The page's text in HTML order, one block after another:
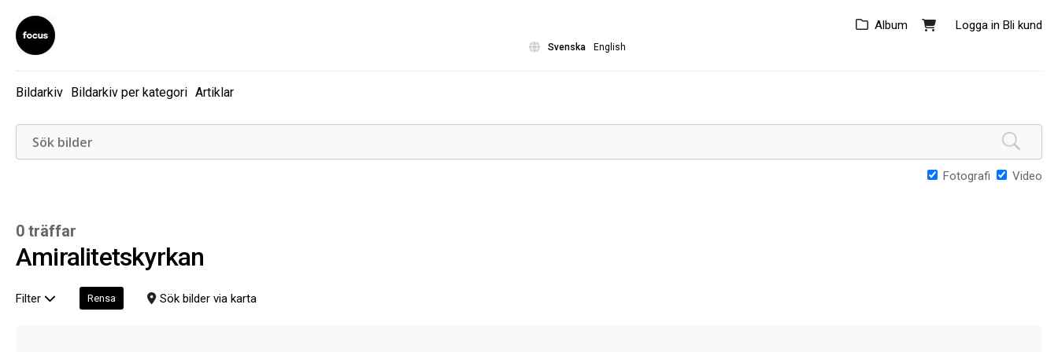
Logga in Bli kund
Album
Svenska English
Bildarkiv Bildarkiv per kategori Artiklar
Fotografi Video
0 träffar
Amiralitetskyrkan
Filter Rensa Sök bilder via karta